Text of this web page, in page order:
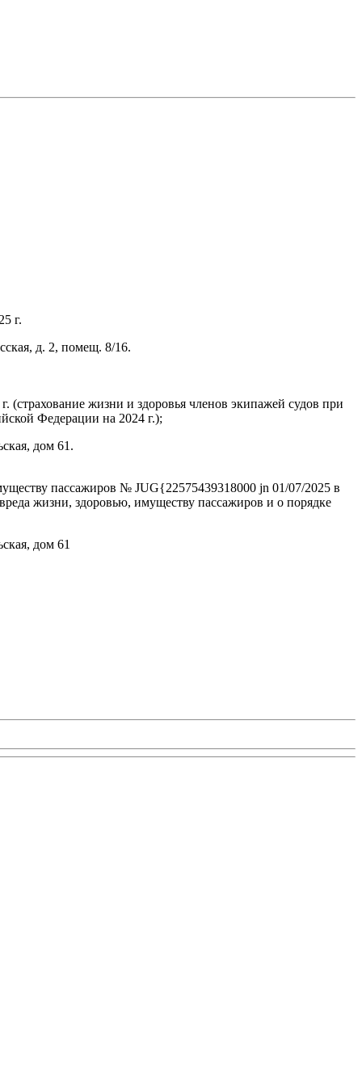
г.
д. 2, помещ. 8/16.
(страхование жизни и здоровья членов экипажей судов при
Федерации на 2024 г.);
дом 61.
пассажиров № JUG{22575439318000 jn 01/07/2025 в
жизни, здоровью, имуществу пассажиров и о порядке
дом 61